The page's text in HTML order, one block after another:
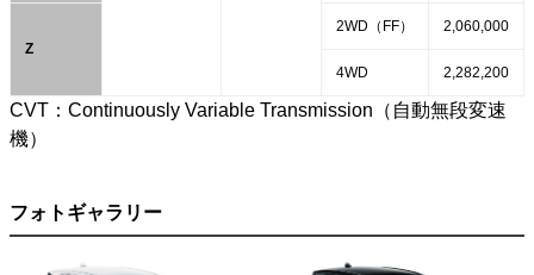
Z
2WD（FF） 2,060,000
4WD 2,282,200
CVT：Continuously Variable Transmission（自動無段変速
機）
フォトギャラリー